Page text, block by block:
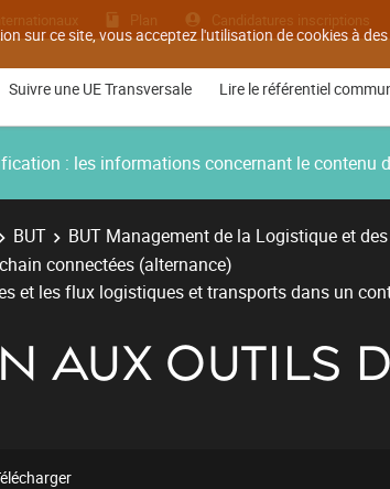
sur ce site, vous acceptez l'utilisation de cookies à
Plan Candidatures inscriptions
Suivre une UE Transversale Lire le référentiel
: les informations concernant le contenu
BUT
BUT Management de la Logistique et
connectées (alternance)
et les flux logistiques et transports dans un
AUX OUTILS